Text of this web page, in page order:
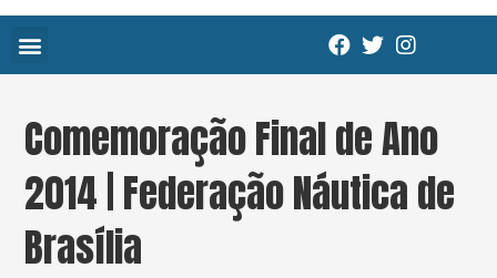
Comemoração Final de Ano
2014 | Federação Náutica de
Brasília